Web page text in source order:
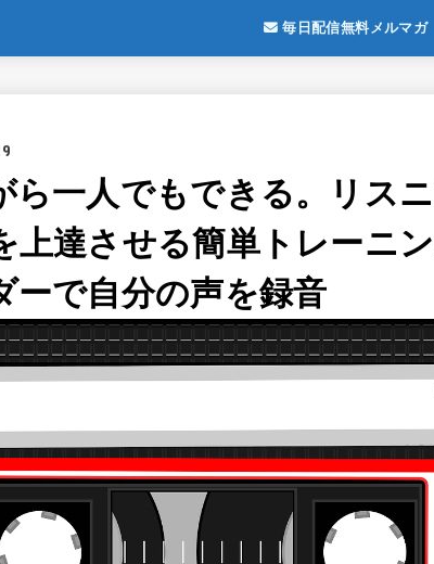
毎日配信無料メルマガ
ら一人でもできる。リス
上達させる簡単トレーニ
ーで自分の声を録音